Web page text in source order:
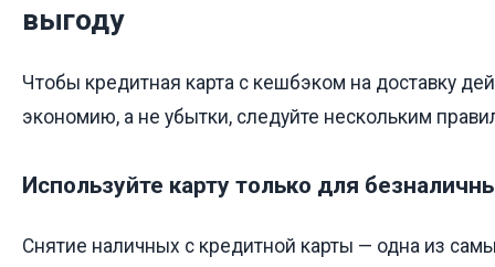
выгоду
Чтобы кредитная карта с кешбэком на доставку
экономию, а не убытки, следуйте нескольким
Используйте карту только для
Снятие наличных с кредитной карты — одна из